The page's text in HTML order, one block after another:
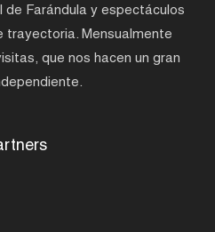
de Farándula y espectáculos
trayectoria. Mensualmente
que nos hacen un gran